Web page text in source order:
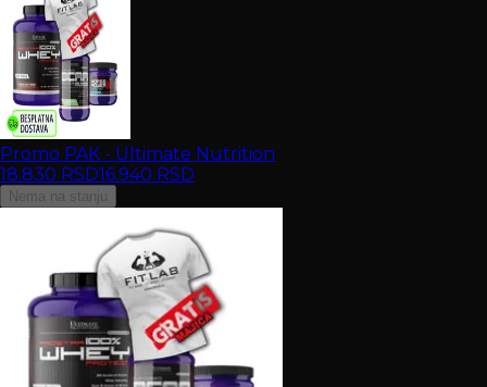
Promo PAK - Ultimate Nutrition
18.830 RSD16.940 RSD
Nema na stanju